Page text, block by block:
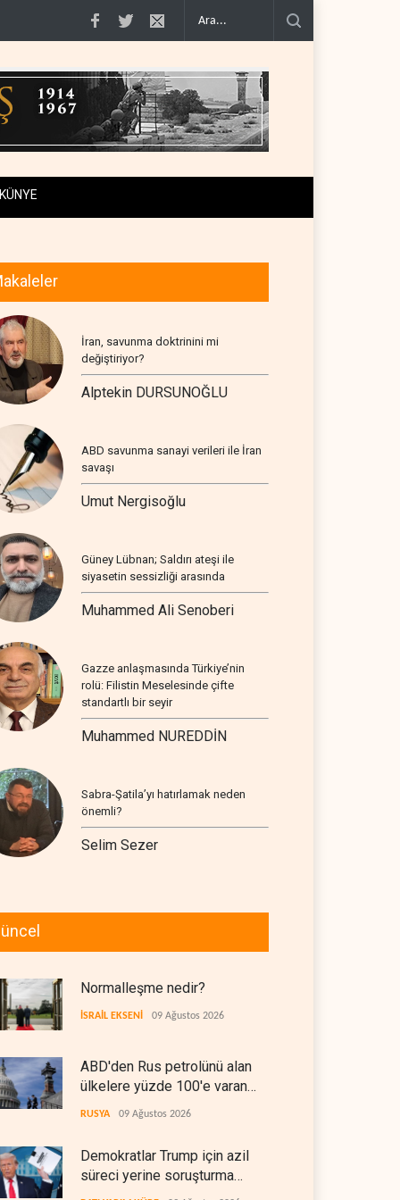
varan g�.. Demokratlar Trump için azil süreci yerine soruşturma haz�..
KÜNYE
İran, savunma doktrinini mi
değiştiriyor?
Alptekin DURSUNOĞLU
ABD savunma sanayi verileri ile İran
savaşı
Umut Nergisoğlu
Güney Lübnan; Saldırı ateşi ile
siyasetin sessizliği arasında
Muhammed Ali Senoberi
Gazze anlaşmasında Türkiye’nin
rolü: Filistin Meselesinde çifte
standartlı bir seyir
Muhammed NUREDDİN
Sabra-Şatila’yı hatırlamak neden
önemli?
Selim Sezer
Normalleşme nedir?
İSRAİL EKSENİ 09 Ağustos 2026
ABD'den Rus petrolünü alan
ülkelere yüzde 100'e varan
gümrük vergisi
RUSYA 09 Ağustos 2026
Demokratlar Trump için azil
süreci yerine soruşturma
hazırlıyor